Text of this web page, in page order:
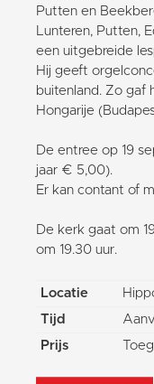
Putten en
Lunteren, Putten,
een uitgebreide
Hij geeft
buitenland. Zo gaf
Hongarije
De entree op 19
jaar € 5,00).
Er kan contant of
De kerk gaat om
om 19.30 uur.
Locatie
Tijd
Prijs